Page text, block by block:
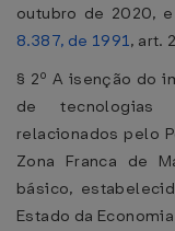
outubro de 2020,
8.387, de 1991, art.
§ 2º A isenção do
de tecnologias
relacionados pelo
Zona Franca de
básico,
Estado da